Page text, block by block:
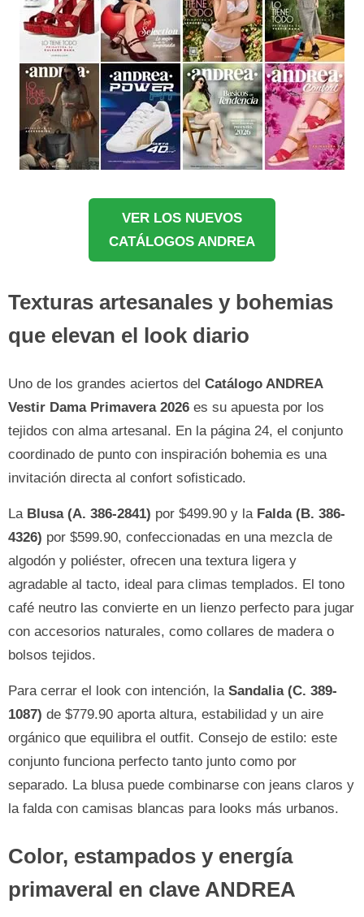
VER LOS NUEVOS
CATÁLOGOS ANDREA
Texturas artesanales y bohemias
que elevan el look diario
Uno de los grandes aciertos del Catálogo ANDREA
Vestir Dama Primavera 2026 es su apuesta por los
tejidos con alma artesanal. En la página 24, el conjunto
coordinado de punto con inspiración bohemia es una
invitación directa al confort sofisticado.
La Blusa (A. 386-2841) por $499.90 y la Falda (B. 386-
4326) por $599.90, confeccionadas en una mezcla de
algodón y poliéster, ofrecen una textura ligera y
agradable al tacto, ideal para climas templados. El tono
café neutro las convierte en un lienzo perfecto para jugar
con accesorios naturales, como collares de madera o
bolsos tejidos.
Para cerrar el look con intención, la Sandalia (C. 389-
1087) de $779.90 aporta altura, estabilidad y un aire
orgánico que equilibra el outfit. Consejo de estilo: este
conjunto funciona perfecto tanto junto como por
separado. La blusa puede combinarse con jeans claros y
la falda con camisas blancas para looks más urbanos.
Color, estampados y energía
primaveral en clave ANDREA